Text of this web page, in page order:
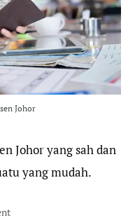
o
k
r
a
m
p
p
Johor
Johor yang sah dan
yang mudah.